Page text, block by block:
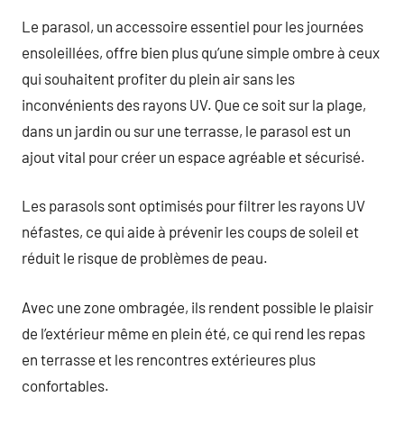
Le parasol, un accessoire essentiel pour les journées
ensoleillées, offre bien plus qu’une simple ombre à ceux
qui souhaitent profiter du plein air sans les
inconvénients des rayons UV. Que ce soit sur la plage,
dans un jardin ou sur une terrasse, le parasol est un
ajout vital pour créer un espace agréable et sécurisé.
Les parasols sont optimisés pour filtrer les rayons UV
néfastes, ce qui aide à prévenir les coups de soleil et
réduit le risque de problèmes de peau.
Avec une zone ombragée, ils rendent possible le plaisir
de l’extérieur même en plein été, ce qui rend les repas
en terrasse et les rencontres extérieures plus
confortables.